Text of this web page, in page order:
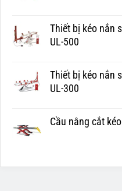
Thiết bị kéo nắn
UL-500
Thiết bị kéo nắn
UL-300
Cầu nâng cắt